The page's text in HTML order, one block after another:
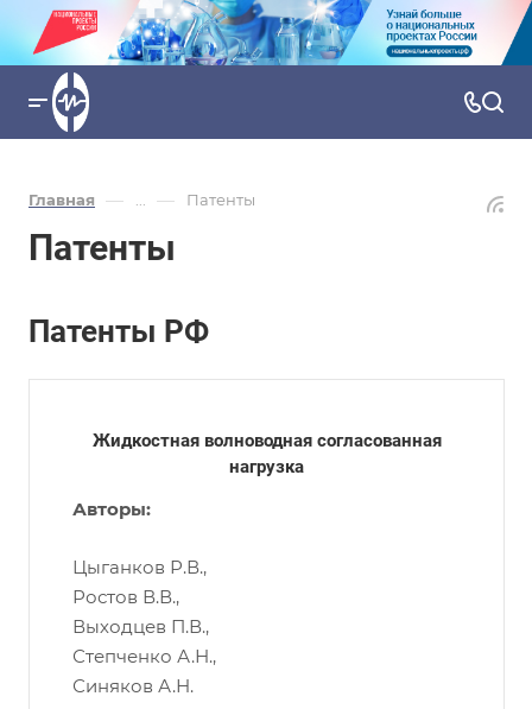
Главная — ... — Патенты
Патенты
Патенты РФ
Жидкостная волноводная согласованная
нагрузка
Авторы:
Цыганков Р.В.,
Ростов В.В.,
Выходцев П.В.,
Степченко А.Н.,
Синяков А.Н.